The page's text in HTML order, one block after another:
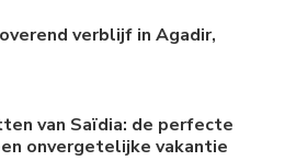
verblijf in Agadir,
van Saïdia: de perfecte
onvergetelijke vakantie